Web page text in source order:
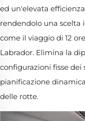
ed un'elevata
rendendolo una scelta
come il viaggio di 12
Labrador. Elimina la
configurazioni fisse dei
pianificazione
delle rotte.